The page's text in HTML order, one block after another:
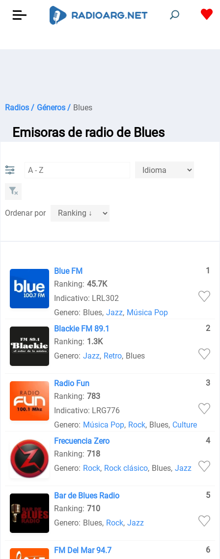
Radios / Géneros / Blues
Emisoras de radio de Blues
Ordenar por
Blue FM
1
Ranking: 45.7K
Indicativo: LRL302
Genero: Blues, Jazz, Música Pop
Blackie FM 89.1
2
Ranking: 1.3K
Genero: Jazz, Retro, Blues
Radio Fun
3
Ranking: 783
Indicativo: LRG776
Genero: Música Pop, Rock, Blues, Culture
Frecuencia Zero
4
Ranking: 718
Genero: Rock, Rock clásico, Blues, Jazz
Bar de Blues Radio
5
Ranking: 710
Genero: Blues, Rock, Jazz
FM Del Mar 94.7
6